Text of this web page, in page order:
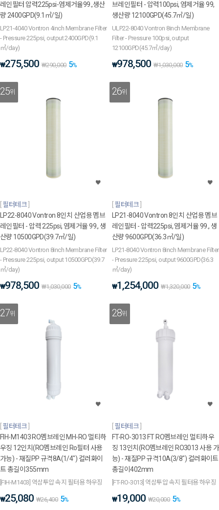
레인필터 압력225psi-염제거율99.,생산
량 2400GPD(9.1㎥/일)
LP21-4040 Vontron 4inch Membrane Filter
- Pressure 225psi, output 2400GPD(9.1
㎥/day)
₩275,500 ₩290,000 5%
브레인필터 - 압력100psi, 염제거율 99,
생산량 12100GPD(45.7㎥/일)
ULP22-8040 Vontron 8inch Membrane
Filter - Pressure 100psi, output
12100GPD(45.7㎥/day)
₩978,500 ₩1,030,000 5%
25위
필터테크
LP22-8040 Vontron 8인치 산업용 멤브
레인필터 - 압력 225psi, 염제거율 99., 생
산량 10500GPD(39.7㎥/일)
LP22-8040 Vontron 8inch Membrane Filter
- Pressure 225psi, output 10500GPD(39.7
㎥/day)
₩978,500 ₩1,030,000 5%
26위
필터테크
LP21-8040 Vontron 8인치 산업용 멤브
레인필터 - 압력225psi, 염제거율 99., 생
산량 9600GPD(36.3㎥/일)
LP21-8040 Vontron 8inch Membrane Filter
- Pressure 225psi, output 9600GPD(36.3
㎥/day)
₩1,254,000 ₩1,320,000 5%
27위
필터테크
FIH-M1403 RO멤브레인 MH-RO 멀티하
우징 12인치(RO멤브레인 Ro필터 사용
가능) - 재질PP 규격8A(1/4") 컬러화이
트 총길이355mm
[FIH-M1403] 역삼투압 속지 필터용 하우징
₩25,080 ₩26,400 5%
28위
필터테크
FT-RO-3013 FT RO멤브레인 멀티하우
징 13인치(RO멤브레인 RO3013 사용 가
능) - 재질PP 규격10A(3/8") 컬러화이트
총길이402mm
[FT-RO-3013] 역삼투압 속지 필터용 하우징
₩19,000 ₩20,000 5%